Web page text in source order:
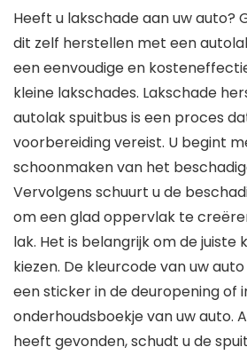
Heeft u lakschade aan uw auto?
dit zelf herstellen met een
een eenvoudige en
kleine lakschades. Lakschade
autolak spuitbus is een proces
voorbereiding vereist. U begint
schoonmaken van het
Vervolgens schuurt u de
om een glad oppervlak te
lak. Het is belangrijk om de juiste
kiezen. De kleurcode van uw
een sticker in de deuropening of
onderhoudsboekje van uw auto.
heeft gevonden, schudt u de